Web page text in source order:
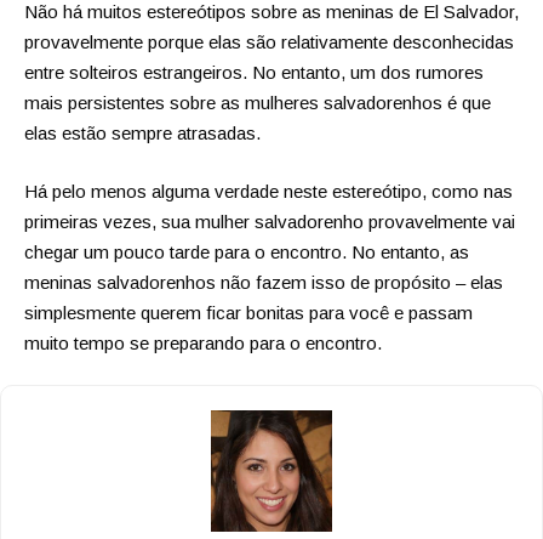
Não há muitos estereótipos sobre as meninas de El Salvador,
provavelmente porque elas são relativamente desconhecidas
entre solteiros estrangeiros. No entanto, um dos rumores
mais persistentes sobre as mulheres salvadorenhos é que
elas estão sempre atrasadas.
Há pelo menos alguma verdade neste estereótipo, como nas
primeiras vezes, sua mulher salvadorenho provavelmente vai
chegar um pouco tarde para o encontro. No entanto, as
meninas salvadorenhos não fazem isso de propósito – elas
simplesmente querem ficar bonitas para você e passam
muito tempo se preparando para o encontro.